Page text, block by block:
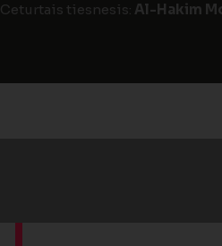
Ceturtais tiesnesis: Al-Hakim